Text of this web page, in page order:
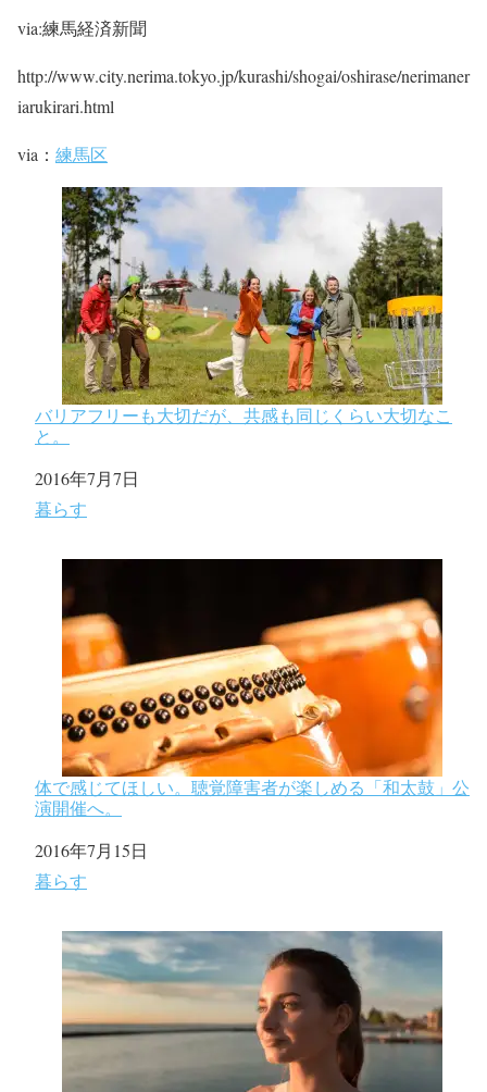
via:練馬経済新聞
http://www.city.nerima.tokyo.jp/kurashi/shogai/oshirase/nerimaner
iarukirari.html
via： 練馬区
バリアフリーも大切だが、共感も同じくらい大切なこ
と。
日付
2016年7月7日
関連理由
暮らす
体で感じてほしい。聴覚障害者が楽しめる「和太鼓」公
演開催へ。
日付
2016年7月15日
関連理由
暮らす